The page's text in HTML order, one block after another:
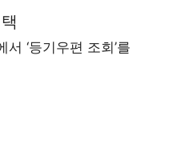
서 ‘등기우편 조회’를